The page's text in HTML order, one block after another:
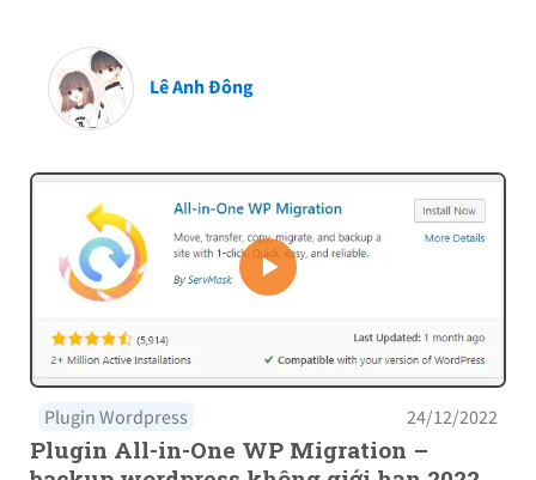
Lê Anh Đông
Plugin Wordpress 24/12/2022
Plugin All-in-One WP Migration –